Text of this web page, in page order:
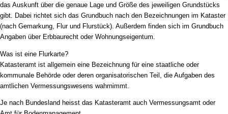
das Auskunft über die genaue Lage und Größe des jeweiligen Grundstücks
gibt. Dabei richtet sich das Grundbuch nach den Bezeichnungen im Kataster
(nach Gemarkung, Flur und Flurstück). Außerdem finden sich im Grundbuch
Angaben über Erbbaurecht oder Wohnungseigentum.
Was ist eine Flurkarte?
Katasteramt ist allgemein eine Bezeichnung für eine staatliche oder
kommunale Behörde oder deren organisatorischen Teil, die Aufgaben des
amtlichen Vermessungswesens wahrnimmt.
Je nach Bundesland heisst das Katasteramt auch Vermessungsamt oder